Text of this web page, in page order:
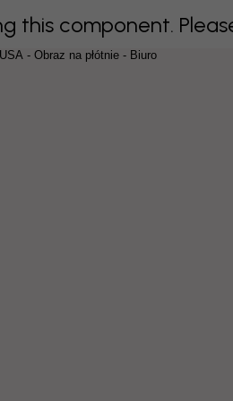
this component.